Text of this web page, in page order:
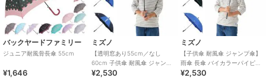
バックヤードファミリー
ジュニア耐風骨長傘 55cm
¥1,646
ミズノ
【透明窓あり55cm／なし
60cm 子供傘 耐風傘 ジャンプ
傘】雨傘 長傘 バイカラーコン
¥2,530
ミズノ
【子供傘 耐風傘 ジャンプ傘】
雨傘 長傘 バイカラーパイピン
グ ロゴ ワンポイント UV
¥2,530